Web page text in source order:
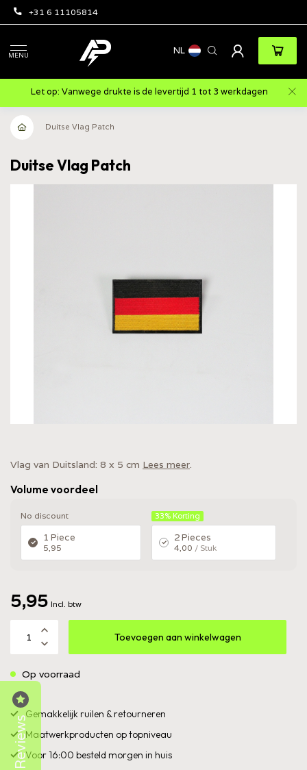
+31 6 11105814
MENU NL
Let op: Vanwege drukte is de levertijd 1 tot 3 werkdagen
Duitse Vlag Patch
Duitse Vlag Patch
Vlag van Duitsland: 8 x 5 cm Lees meer.
Volume voordeel
No discount
1 Piece
5,95
33% Korting
2 Pieces
4,00 / Stuk
5,95 Incl. btw
Toevoegen aan winkelwagen
Op voorraad
Gemakkelijk ruilen & retourneren
Maatwerkproducten op topniveau
Voor 16:00 besteld morgen in huis
Reviews